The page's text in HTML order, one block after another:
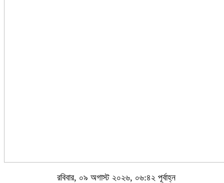
রবিবার, ০৯ অগাস্ট ২০২৬, ০৬:৪২ পূর্বাহ্ন